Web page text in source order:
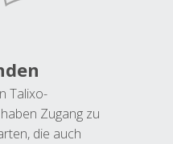
Talixo-
Zugang zu
die auch